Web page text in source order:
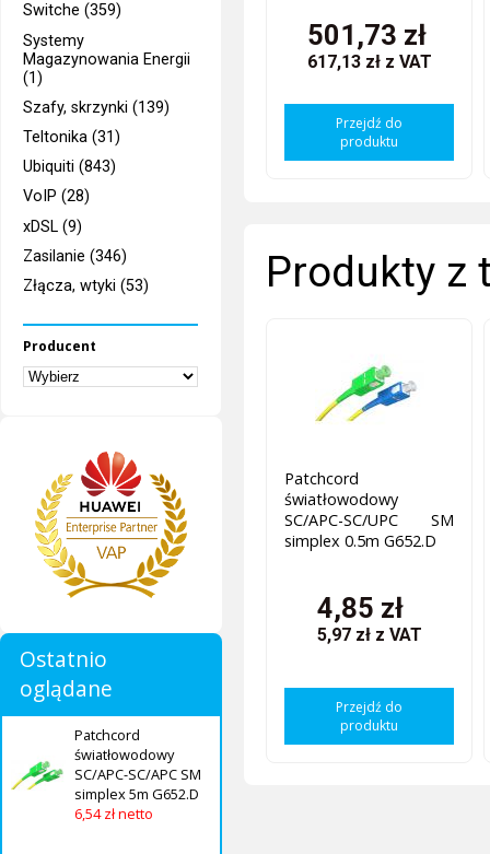
Switche (359)
Systemy
Magazynowania Energii
(1)
Szafy, skrzynki (139)
Teltonika (31)
Ubiquiti (843)
VoIP (28)
xDSL (9)
Zasilanie (346)
Złącza, wtyki (53)
Producent
Ostatnio
oglądane
Patchcord
światłowodowy
SC/APC-SC/APC SM
simplex 5m G652.D
6,54 zł netto
501,73 zł
617,13 zł z VAT
Przejdź do
produktu
Produkty z
Patchcord
światłowodowy
SC/APC-SC/UPC SM
simplex 0.5m G652.D
4,85 zł
5,97 zł z VAT
Przejdź do
produktu